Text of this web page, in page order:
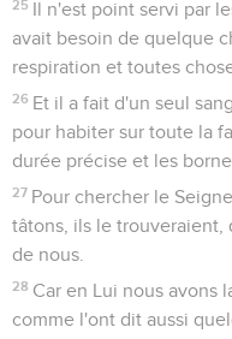
25 Il n'est point servi par
avait besoin de quelque
respiration et toutes
26 Et il a fait d'un seul
pour habiter sur toute la
durée précise et les
27 Pour chercher le
tâtons, ils le trouveraient,
de nous.
28 Car en Lui nous avons
comme l'ont dit aussi